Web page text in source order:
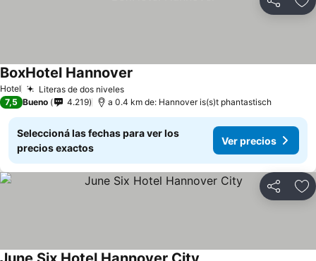
Compartir
Hotel Literas de dos nivelesVer precios
BoxHotel Hannover
7,5 Bueno 4.219 a 0.4 km de: Hannover is(s)t phantastisch
Seleccioná las fechas para ver los
precios exactos
Ver precios
Compartir